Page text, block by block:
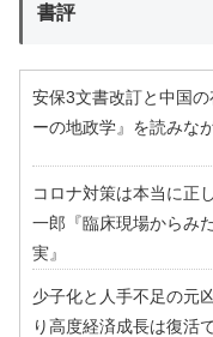
書評
安保3文書改訂と中国
ーの地政学』を読みな
コロナ対策は本当に正
一郎『臨床現場からみ
実』
少子化と人手不足の元
り高度経済成長は復活